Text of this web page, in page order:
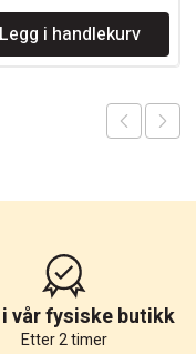
Legg i handlekurv
vår fysiske butikk
Etter 2 timer